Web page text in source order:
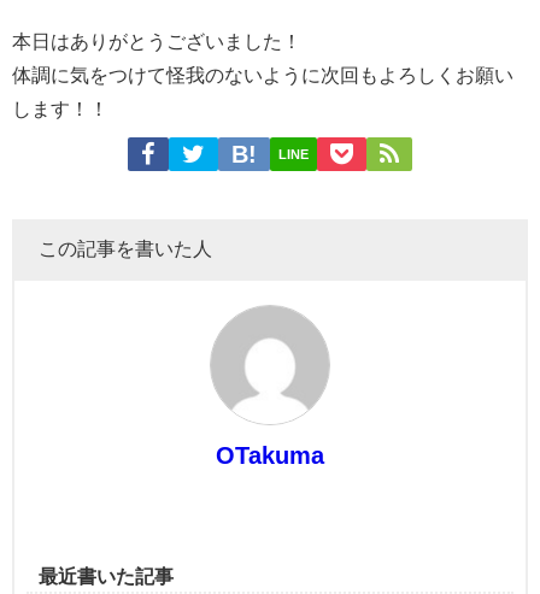
本日はありがとうございました！
体調に気をつけて怪我のないように次回もよろしくお願い
します！！
LINE
この記事を書いた人
OTakuma
最近書いた記事